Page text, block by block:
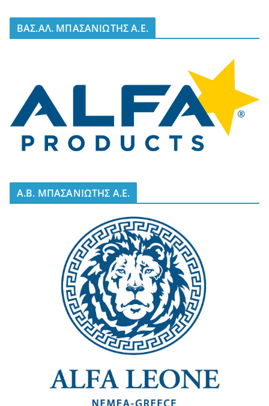
BΑΣ.ΑΛ. ΜΠΑΣΑΝΙΩΤΗΣ Α.Ε.
A.B. ΜΠΑΣΑΝΙΩΤΗΣ Α.Ε.